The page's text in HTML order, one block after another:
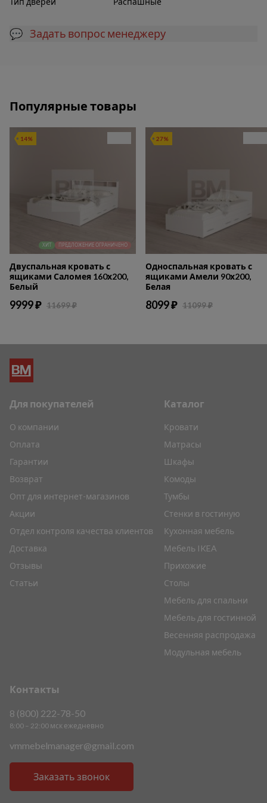
💬 Задать вопрос менеджеру
Популярные товары
14%
ХИТ ПРЕДЛОЖЕНИЕ ОГРАНИЧЕНО
Двуспальная кровать с
ящиками Саломея 160х200,
Белый
9999 ₽ 11699 ₽
27%
Односпальная кровать с
ящиками Амели 90х200,
Белая
8099 ₽ 11099 ₽
Контакты
8 (800) 222-78-50
8:00 – 22:00 мск ежедневно
vmmebelmanager@gmail.com
Заказать звонок
Каталог
Кровати
Матрасы
Шкафы
Комоды
Тумбы
Стенки в гостиную
Кухонная мебель
Мебель IKEA
Прихожие
Столы
Мебель для спальни
Мебель для гостинной
Весенняя распродажа
Модульная мебель
Для покупателей
О компании
Оплата
Гарантии
Возврат
Опт для интернет-магазинов
Акции
Отдел контроля качества клиентов
Доставка
Отзывы
Статьи